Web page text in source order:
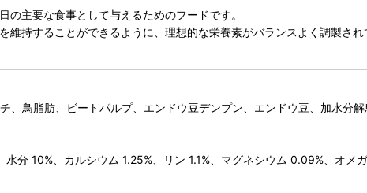
主要な食事として与えるためのフードです。
持することができるように、理想的な栄養素がバランスよく調製され
鳥脂肪、ビートパルプ、エンドウ豆デンプン、エンドウ豆、加水分
分 10%、カルシウム 1.25%、リン 1.1%、マグネシウム 0.09%、オ